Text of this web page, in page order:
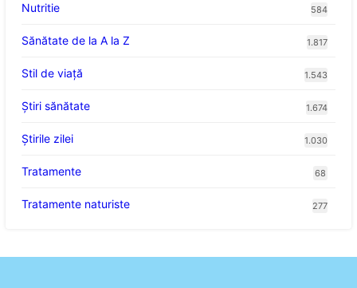
Nutritie 584
Sănătate de la A la Z 1.817
Stil de viaţă 1.543
Ştiri sănătate 1.674
Știrile zilei 1.030
Tratamente 68
Tratamente naturiste 277